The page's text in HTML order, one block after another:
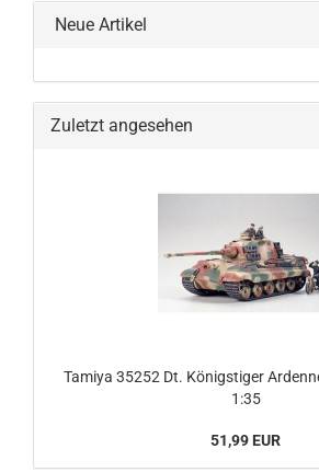
Neue Artikel
Zuletzt angesehen
Tamiya 35252 Dt. Königstiger
1:35
51,99 EUR